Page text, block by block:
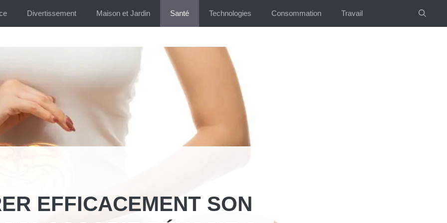
Divertissement Maison et Jardin Santé Technologies Consommation Travail
EFFICACEMENT SON